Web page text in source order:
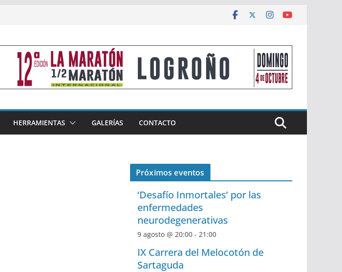
HERRAMIENTAS GALERÍAS CONTACTO
Próximos eventos
‘Desafío Inmortales’ por las
enfermedades
neurodegenerativas
9 agosto @ 20:00 - 21:00
IX Carrera del Melocotón de
Sartaguda